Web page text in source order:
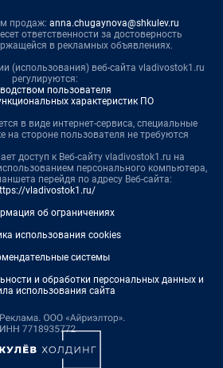
продаж: anna.chugaynova@shkulev.ru
ответственности за достоверность
в рекламных объявлениях.
(использования) веб-сайта vladivostok1.ru
регулируются:
пользователя
характеристик ПО
в виде интернет-сервиса, специальные
на стороне пользователя не требуются
доступ к Веб-сайту vladivostok1.ru на
персонального компьютера,
перейдя по адресу Веб-сайта:
vladivostok1.ru/
об ограничениях
использования cookies
системы
и обработки персональных данных и
использования сайта